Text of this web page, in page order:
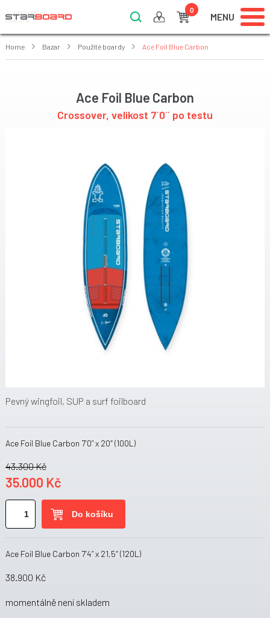
MENU
0
Home Bazar Použité boardy Ace Foil Blue Carbon
Ace Foil Blue Carbon
Crossover, velikost 7´0´´ po testu
Pevný wingfoil, SUP a surf foilboard
Ace Foil Blue Carbon 7’0” x 20″ (100L)
43.300 Kč
35.000 Kč
Ace Foil Blue Carbon 7’4” x 21,5″ (120L)
38.900 Kč
momentálně není skladem